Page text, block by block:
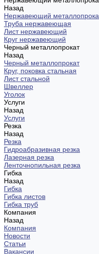
Назад
Нержавеющий
Труба нержавеющая
Лист нержавеющий
Круг нержавеющий
Черный металлопрокат
Назад
Черный металлопрокат
Круг, поковка стальная
Лист стальной
Швеллер
Уголок
Услуги
Назад
Услуги
Резка
Назад
Резка
Гидроабразивная резка
Лазерная резка
Ленточнопильная резка
Гибка
Назад
Гибка
Гибка листов
Гибка труб
Компания
Назад
Компания
Новости
Статьи
Вакансии